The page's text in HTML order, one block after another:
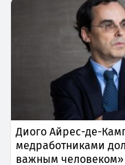
Диого Айрес-де-
медработниками
важным человеком»